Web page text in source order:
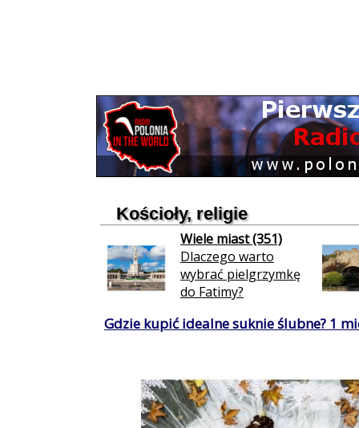
Kościoły, religie
Wiele miast (351)
Dlaczego warto
wybrać pielgrzymkę
do Fatimy?
Gdzie kupić idealne suknie ślubne? 1